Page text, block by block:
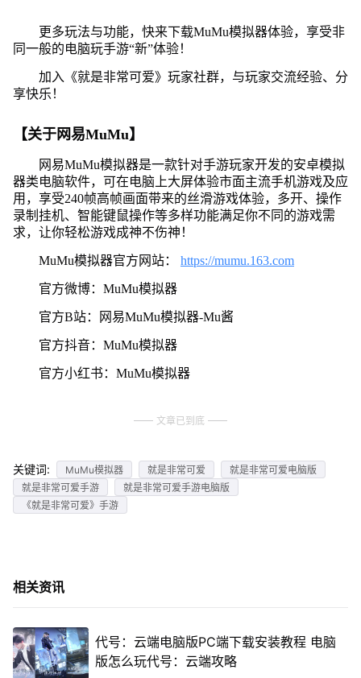
更多玩法与功能，快来下载MuMu模拟器体验，享受非
同一般的电脑玩手游“新”体验！
加入《就是非常可爱》玩家社群，与玩家交流经验、分
享快乐！
【关于网易MuMu】
网易MuMu模拟器是一款针对手游玩家开发的安卓模拟
器类电脑软件，可在电脑上大屏体验市面主流手机游戏及应
用，享受240帧高帧画面带来的丝滑游戏体验，多开、操作
录制挂机、智能键鼠操作等多样功能满足你不同的游戏需
求，让你轻松游戏成神不伤神！
MuMu模拟器官方网站： https://mumu.163.com
官方微博：MuMu模拟器
官方B站：网易MuMu模拟器-Mu酱
官方抖音：MuMu模拟器
官方小红书：MuMu模拟器
文章已到底
关键词: MuMu模拟器 就是非常可爱
就是非常可爱电脑版
就是非常可爱手游
就是非常可爱手游电脑版
《就是非常可爱》手游
相关资讯
代号：云端电脑版PC端下载安装教程 电脑
版怎么玩代号：云端攻略